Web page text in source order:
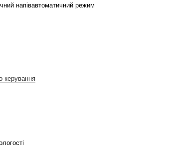
напівавтоматичний режим
керування